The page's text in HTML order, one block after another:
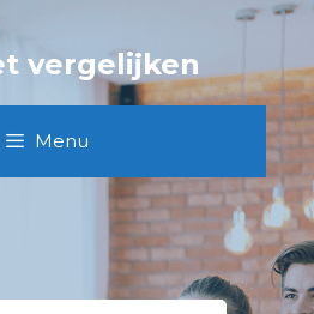
vergelijken
Menu